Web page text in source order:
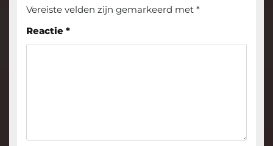
Vereiste velden zijn gemarkeerd met *
Reactie *